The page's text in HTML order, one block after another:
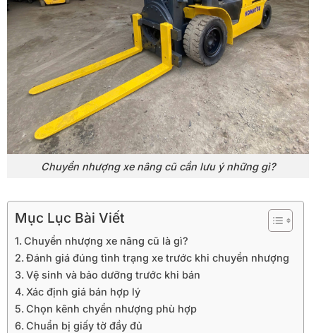
Chuyển nhượng xe nâng cũ cần lưu ý những gì?
Mục Lục Bài Viết
Chuyển nhượng xe nâng cũ là gì?
Đánh giá đúng tình trạng xe trước khi chuyển nhượng
Vệ sinh và bảo dưỡng trước khi bán
Xác định giá bán hợp lý
Chọn kênh chyển nhượng phù hợp
Chuẩn bị giấy tờ đầy đủ